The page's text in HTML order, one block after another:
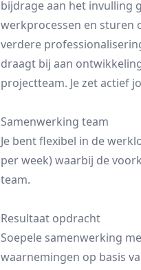
bijdrage aan het invulling
werkprocessen en sturen
verdere
draagt bij aan
projectteam. Je zet actief
Samenwerking team
Je bent flexibel in de
per week) waarbij de
team.
Resultaat opdracht
Soepele samenwerking
waarnemingen op basis